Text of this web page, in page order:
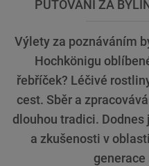
PUTOVÁNÍ ZA
Výlety za poznáváním
Hochkönigu
řebříček? Léčivé
cest. Sběr a
dlouhou tradici.
a zkušenosti v
generace